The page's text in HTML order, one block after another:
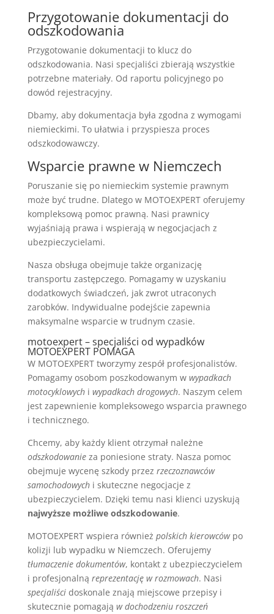
Przygotowanie dokumentacji do
odszkodowania
Przygotowanie dokumentacji to klucz do
odszkodowania. Nasi specjaliści zbierają wszystkie
potrzebne materiały. Od raportu policyjnego po
dowód rejestracyjny.
Dbamy, aby dokumentacja była zgodna z wymogami
niemieckimi. To ułatwia i przyspiesza proces
odszkodowawczy.
Wsparcie prawne w Niemczech
Poruszanie się po niemieckim systemie prawnym
może być trudne. Dlatego w MOTOEXPERT oferujemy
kompleksową pomoc prawną. Nasi prawnicy
wyjaśniają prawa i wspierają w negocjacjach z
ubezpieczycielami.
Nasza obsługa obejmuje także organizację
transportu zastępczego. Pomagamy w uzyskaniu
dodatkowych świadczeń, jak zwrot utraconych
zarobków. Indywidualne podejście zapewnia
maksymalne wsparcie w trudnym czasie.
motoexpert – specjaliści od wypadków
MOTOEXPERT POMAGA
W MOTOEXPERT tworzymy zespół profesjonalistów.
Pomagamy osobom poszkodowanym w wypadkach
motocyklowychi wypadkach drogowych. Naszym celem
jest zapewnienie kompleksowego wsparcia prawnego
i technicznego.
Chcemy, aby każdy klient otrzymał należne
odszkodowanieza poniesione straty. Nasza pomoc
obejmuje wycenę szkody przez rzeczoznawców
samochodowychi skuteczne negocjacje z
ubezpieczycielem. Dzięki temu nasi klienci uzyskują
najwyższe możliwe odszkodowanie.
MOTOEXPERT wspiera również polskich kierowcówpo
kolizji lub wypadku w Niemczech. Oferujemy
tłumaczenie dokumentów, kontakt z ubezpieczycielem
i profesjonalną reprezentację w rozmowach. Nasi
specjaliścidoskonale znają miejscowe przepisy i
skutecznie pomagają w dochodzeniu roszczeń